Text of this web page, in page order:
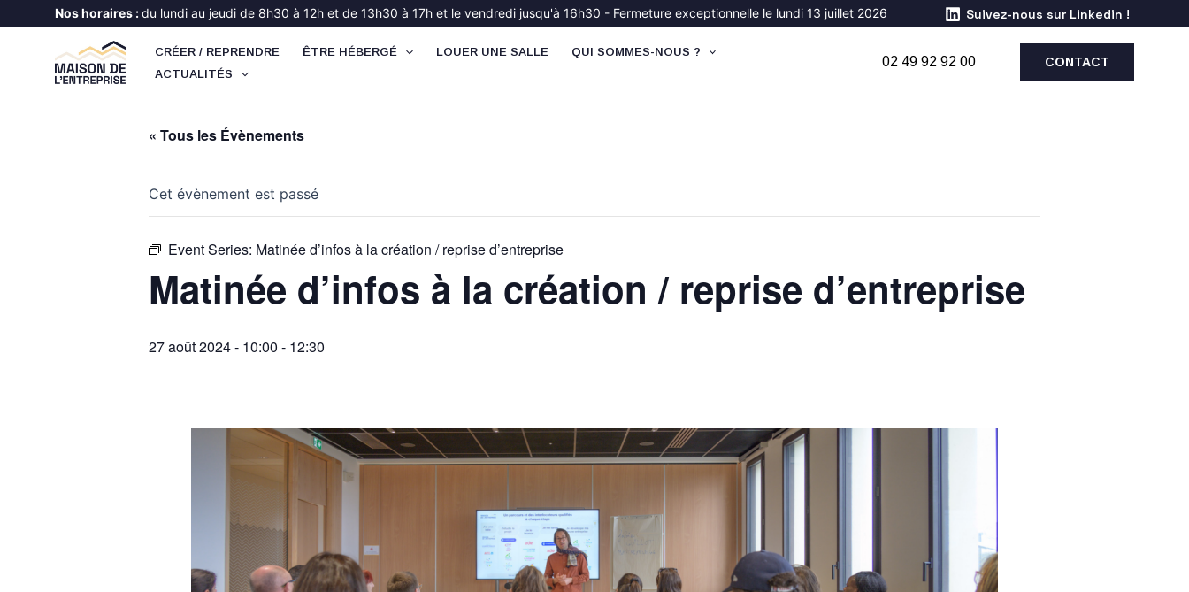
Nos horaires :du lundi au jeudi de 8h30 à 12h et de 13h30 à 17h et le vendredi jusqu'à 16h30 - Fermeture exceptionnelle le lundi 13 juillet 2026 Suivez-nous sur Linkedin !
CRÉER / REPRENDRE ÊTRE HÉBERGÉ LOUER UNE SALLE
QUI SOMMES-NOUS ?
ACTUALITÉS
02 49 92 92 00 CONTACT
« Tous les Évènements
Cet évènement est passé
Event Series: Matinée d’infos à la création / reprise d’entreprise
Matinée d’infos à la création / reprise d’entreprise
27 août 2024 - 10:00 - 12:30